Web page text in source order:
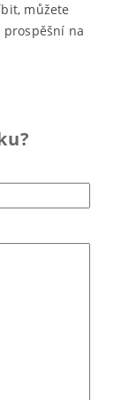
můžete
prospěšní na